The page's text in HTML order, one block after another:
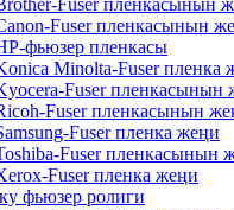
Fuser пленкасынын
фьюзер пленкасы
Minolta-Fuser пленка
Fuser пленкасынын
Fuser пленкасынын
Fuser пленка жеңи
Fuser пленкасынын
Fuser пленка жеңи
фьюзер ролиги